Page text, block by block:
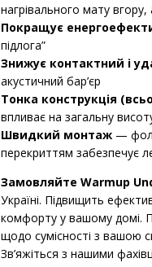
нагрівального мату
Покращує
підлога”
Знижує контактний і
акустичний бар’єр
Тонка конструкція
впливає на загальну
Швидкий монтаж —
перекриттям забезпечує
Замовляйте Warmup
Україні. Підвищить
комфорту у вашому домі.
щодо сумісності з вашою
Зв’яжіться з нашими